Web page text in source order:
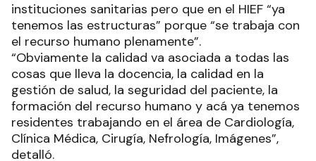
instituciones sanitarias pero que en el HIEF “ya
tenemos las estructuras” porque “se trabaja con
el recurso humano plenamente”.
“Obviamente la calidad va asociada a todas las
cosas que lleva la docencia, la calidad en la
gestión de salud, la seguridad del paciente, la
formación del recurso humano y acá ya tenemos
residentes trabajando en el área de Cardiología,
Clínica Médica, Cirugía, Nefrología, Imágenes”,
detalló.